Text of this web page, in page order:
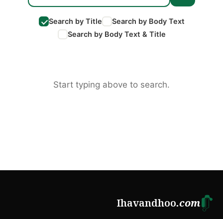
Search by Title
Search by Body Text
Search by Body Text & Title
Start typing above to search.
Ihavandhoo.com